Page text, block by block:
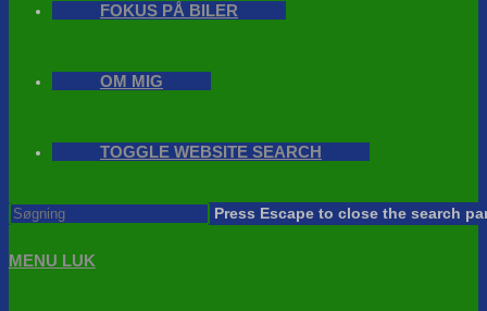
FOKUS PÅ BILER
OM MIG
TOGGLE WEBSITE SEARCH
Press Escape to close the search
MENU LUK